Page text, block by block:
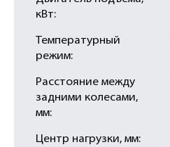
кВт:
Температурный
режим:
Расстояние между
задними колесами,
мм:
Центр нагрузки, мм: